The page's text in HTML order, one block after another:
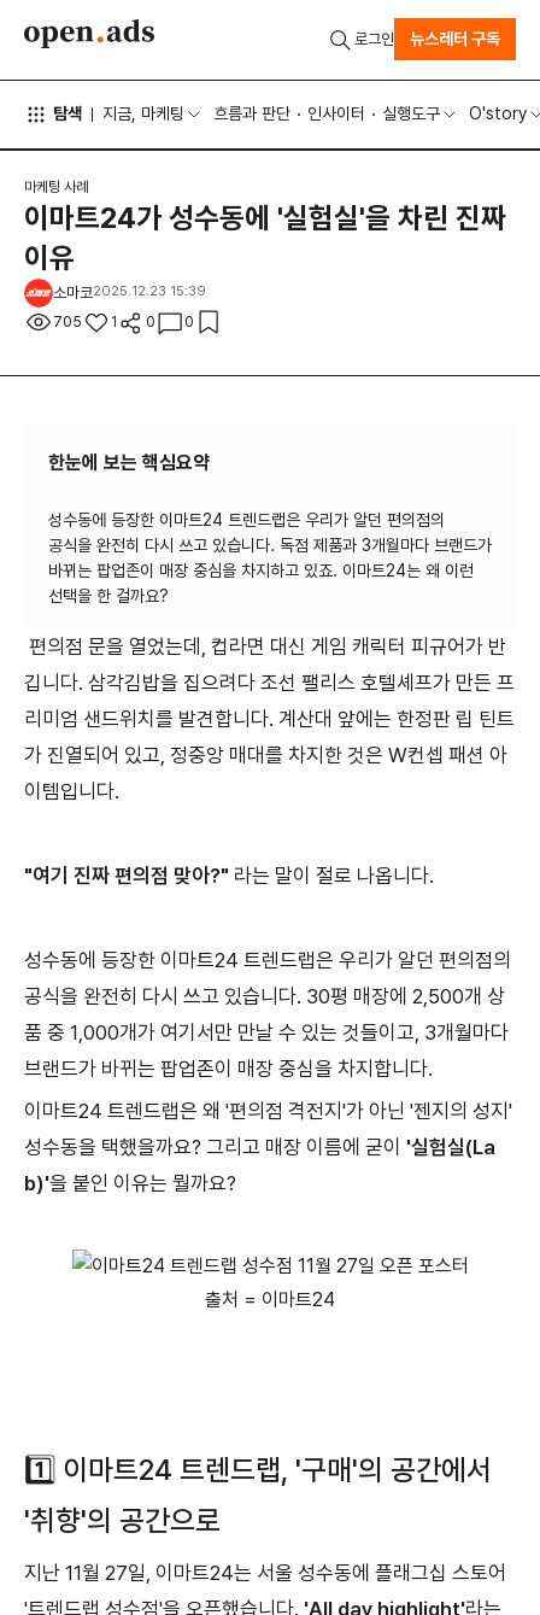
탐색 지금, 마케팅 흐름과 판단 인사이터 실행도구 O'story
로그인 뉴스레터 구독
마케팅 사례
이마트24가 성수동에 '실험실'을 차린 진짜
이유
소마코2025.12.23 15:39
705 1 0 0
한눈에 보는 핵심요약
성수동에 등장한 이마트24 트렌드랩은 우리가 알던 편의점의
공식을 완전히 다시 쓰고 있습니다. 독점 제품과 3개월마다 브랜드가
바뀌는 팝업존이 매장 중심을 차지하고 있죠. 이마트24는 왜 이런
편의점 문을 열었는데, 컵라면 대신 게임 캐릭터 피규어가 반
깁니다. 삼각김밥을 집으려다 조선 팰리스 호텔셰프가 만든 프
리미엄 샌드위치를 발견합니다. 계산대 앞에는 한정판 립 틴트
가 진열되어 있고, 정중앙 매대를 차지한 것은 W컨셉 패션 아
이템입니다.
"여기 진짜 편의점 맞아?" 라는 말이 절로 나옵니다.
성수동에 등장한 이마트24 트렌드랩은 우리가 알던 편의점의
공식을 완전히 다시 쓰고 있습니다. 30평 매장에 2,500개 상
품 중 1,000개가 여기서만 만날 수 있는 것들이고, 3개월마다
브랜드가 바뀌는 팝업존이 매장 중심을 차지합니다.
이마트24 트렌드랩은 왜 '편의점 격전지'가 아닌 '젠지의 성지'
성수동을 택했을까요? 그리고 매장 이름에 굳이 '실험실(La
b)'을 붙인 이유는 뭘까요?
출처 = 이마트24
1️⃣ 이마트24 트렌드랩, '구매'의 공간에서
'취향'의 공간으로
지난 11월 27일, 이마트24는 서울 성수동에 플래그십 스토어
'트렌드랩 성수점'을 오픈했습니다. 'All day highlight'라는